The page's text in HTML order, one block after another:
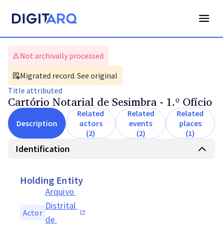
Not archivally processed
Migrated record. See original
Title attributed
Cartório Notarial de Sesimbra - 1.º Ofício
Description
Related
actors
(2)
Related
events
(2)
Related
places
(1)
Identification
Holding Entity
Actor
Arquivo
Distrital
de